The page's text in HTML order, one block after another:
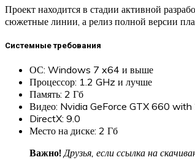
Проект находится в стадии активной
сюжетные линии, а релиз полной версии
Системные требования
ОС: Windows 7 x64 и выше
Процессор: 1.2 GHz и лучше
Память: 2 Гб
Видео: Nvidia GeForce GTX 660
DirectX: 9.0
Место на диске: 2 Гб
Важно!Друзья, если ссылка на